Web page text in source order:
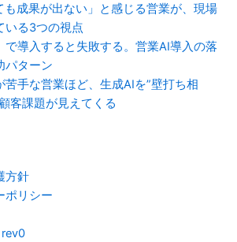
も成果が出ない」と感じる営業が、現場
いる3つの視点
で導入すると失敗する。営業AI導入の落
パターン
苦手な営業ほど、生成AIを”壁打ち相
客課題が見えてくる
方針
ポリシー